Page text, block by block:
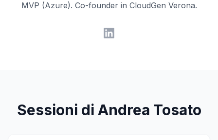
MVP (Azure). Co-founder in CloudGen Verona.
Sessioni di Andrea Tosato